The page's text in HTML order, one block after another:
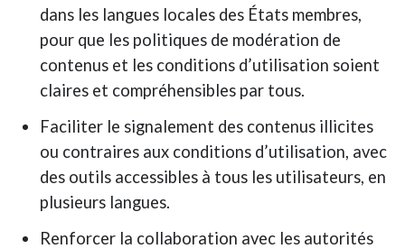
dans les langues locales des États membres,
pour que les politiques de modération de
contenus et les conditions d’utilisation soient
claires et compréhensibles par tous.
Faciliter le signalement des contenus illicites
ou contraires aux conditions d’utilisation, avec
des outils accessibles à tous les utilisateurs, en
plusieurs langues.
Renforcer la collaboration avec les autorités